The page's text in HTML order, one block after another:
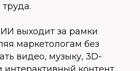
выходит за рамки
маркетологам без
видео, музыку, 3D-